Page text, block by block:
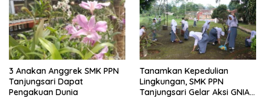
3 Anakan Anggrek SMK PPN
Tanjungsari Dapat
Pengakuan Dunia
Tanamkan Kepedulian
Lingkungan, SMK PPN
Tanjungsari Gelar Aksi GNIA